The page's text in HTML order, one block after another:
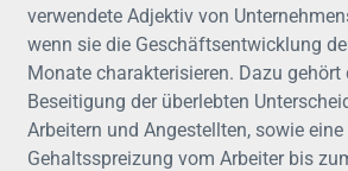
verwendete Adjektiv von
wenn sie die Geschäftsentwicklung
Monate charakterisieren. Dazu gehört
Beseitigung der überlebten
Arbeitern und Angestellten, sowie eine
Gehaltsspreizung vom Arbeiter bis